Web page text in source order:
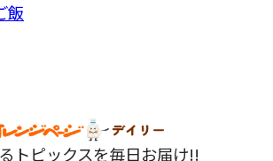
飯
トピックスを毎日お届け!!